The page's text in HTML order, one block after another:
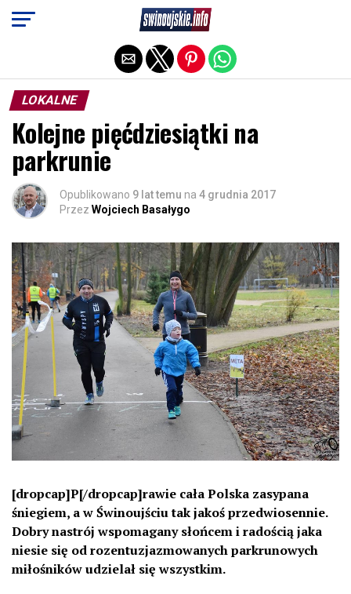
LOKALNE
Kolejne pięćdziesiątki na
parkrunie
Opublikowano 9 lat temu na 4 grudnia 2017
Przez Wojciech Basałygo
[dropcap]P[/dropcap]rawie cała Polska zasypana
śniegiem, a w Świnoujściu tak jakoś przedwiosennie.
Dobry nastrój wspomagany słońcem i radością jaka
niesie się od rozentuzjazmowanych parkrunowych
miłośników udzielał się wszystkim.
Exit mobile version